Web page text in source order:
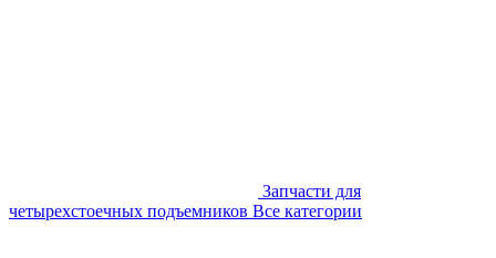
Запчасти для
четырехстоечных подъемников Все категории